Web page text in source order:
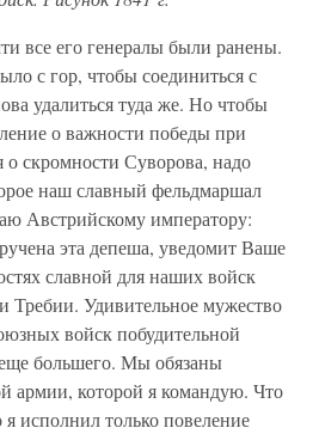
все его генералы были ранены.
с гор, чтобы соединиться с
удалиться туда же. Но чтобы
о важности победы при
скромности Суворова, надо
наш славный фельдмаршал
Австрийскому императору:
эта депеша, уведомит Ваше
славной для наших войск
Требии. Удивительное мужество
войск побудительной
большего. Мы обязаны
армии, которой я командую. Что
я исполнил только повеление